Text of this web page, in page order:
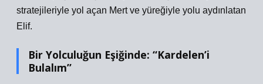
stratejileriyle yol açan Mert ve yüreğiyle yolu aydınlatan
Elif.
Bir Yolculuğun Eşiğinde: “Kardelen’i
Bulalım”